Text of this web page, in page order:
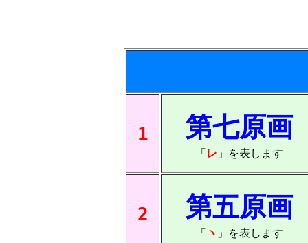
1 第七原画
「レ 」を表します
2 第五原画
「 ヽ 」を表します